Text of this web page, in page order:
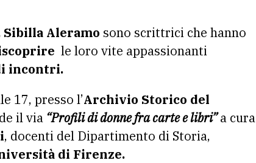
Sibilla Aleramo sono scrittrici che hanno
le loro vite appassionanti
incontri.
17, presso l’Archivio Storico del
il via “Profili di donne fra carte e libri”a cura
, docenti del Dipartimento di Storia,
di Firenze.